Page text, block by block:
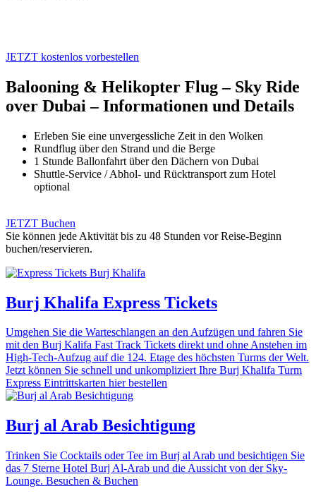
JETZT kostenlos vorbestellen
Balooning & Helikopter Flug – Sky Ride
over Dubai – Informationen und Details
Erleben Sie eine unvergessliche Zeit in den Wolken
Rundflug über den Strand und die Berge
1 Stunde Ballonfahrt über den Dächern von Dubai
Shuttle-Service / Abhol- und Rücktransport zum Hotel
optional
JETZT Buchen
Sie können jede Aktivität bis zu 48 Stunden vor Reise-Beginn
buchen/reservieren.
Burj Khalifa Express Tickets
Umgehen Sie die Warteschlangen an den Aufzügen und fahren Sie
mit den Burj Kalifa Fast Track Tickets direkt und ohne Anstehen im
High-Tech-Aufzug auf die 124. Etage des höchsten Turms der Welt.
Jetzt können Sie schnell und unkompliziert Ihre Burj Khalifa Turm
Express Eintrittskarten hier bestellen
Burj al Arab Besichtigung
Trinken Sie Cocktails oder Tee im Burj al Arab und besichtigen Sie
das 7 Sterne Hotel Burj Al-Arab und die Aussicht von der Sky-
Lounge. Besuchen & Buchen